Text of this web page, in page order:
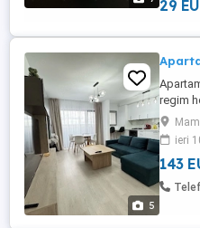
zone
29
5
regim
Nord
Silva
buna
plaja,
acces
ieri
143